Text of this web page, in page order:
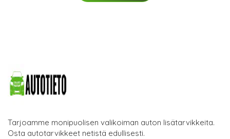
Tarjoamme monipuolisen valikoiman auton lisätarvikkeita.
Osta autotarvikkeet netistä edullisesti.